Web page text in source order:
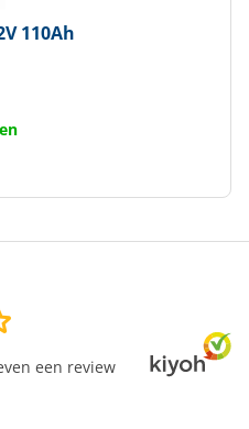
110Ah
een review